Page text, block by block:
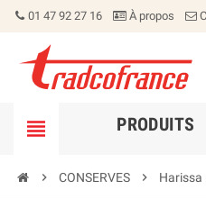
01 47 92 27 16 À propos
 PRODUITS
 CONSERVES  Harissa